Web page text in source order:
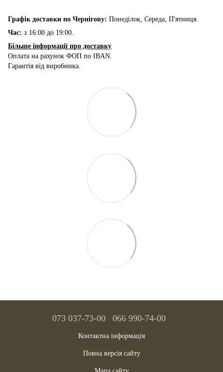
Графік доставки по Чернігову: Понеділок, Середа, П'ятниця.
Час: з 16:00 до 19:00.
Більше інформації про доставку
Оплата на рахунок ФОП по IBAN.
Гарантія від виробника.
073 037-73-00 066 990-74-00
Контактна інформація
Повна версія сайту